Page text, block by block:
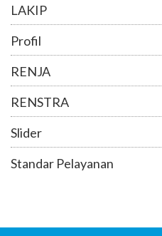
LAKIP
Profil
RENJA
RENSTRA
Slider
Standar Pelayanan